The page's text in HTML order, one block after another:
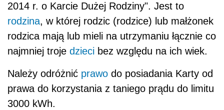
2014 r. o Karcie Dużej Rodziny". Jest to
rodzina, w której rodzic (rodzice) lub małżonek
rodzica mają lub mieli na utrzymaniu łącznie co
najmniej troje dzieci bez względu na ich wiek.
Należy odróżnić prawo do posiadania Karty od
prawa do korzystania z taniego prądu do limitu
3000 kWh.